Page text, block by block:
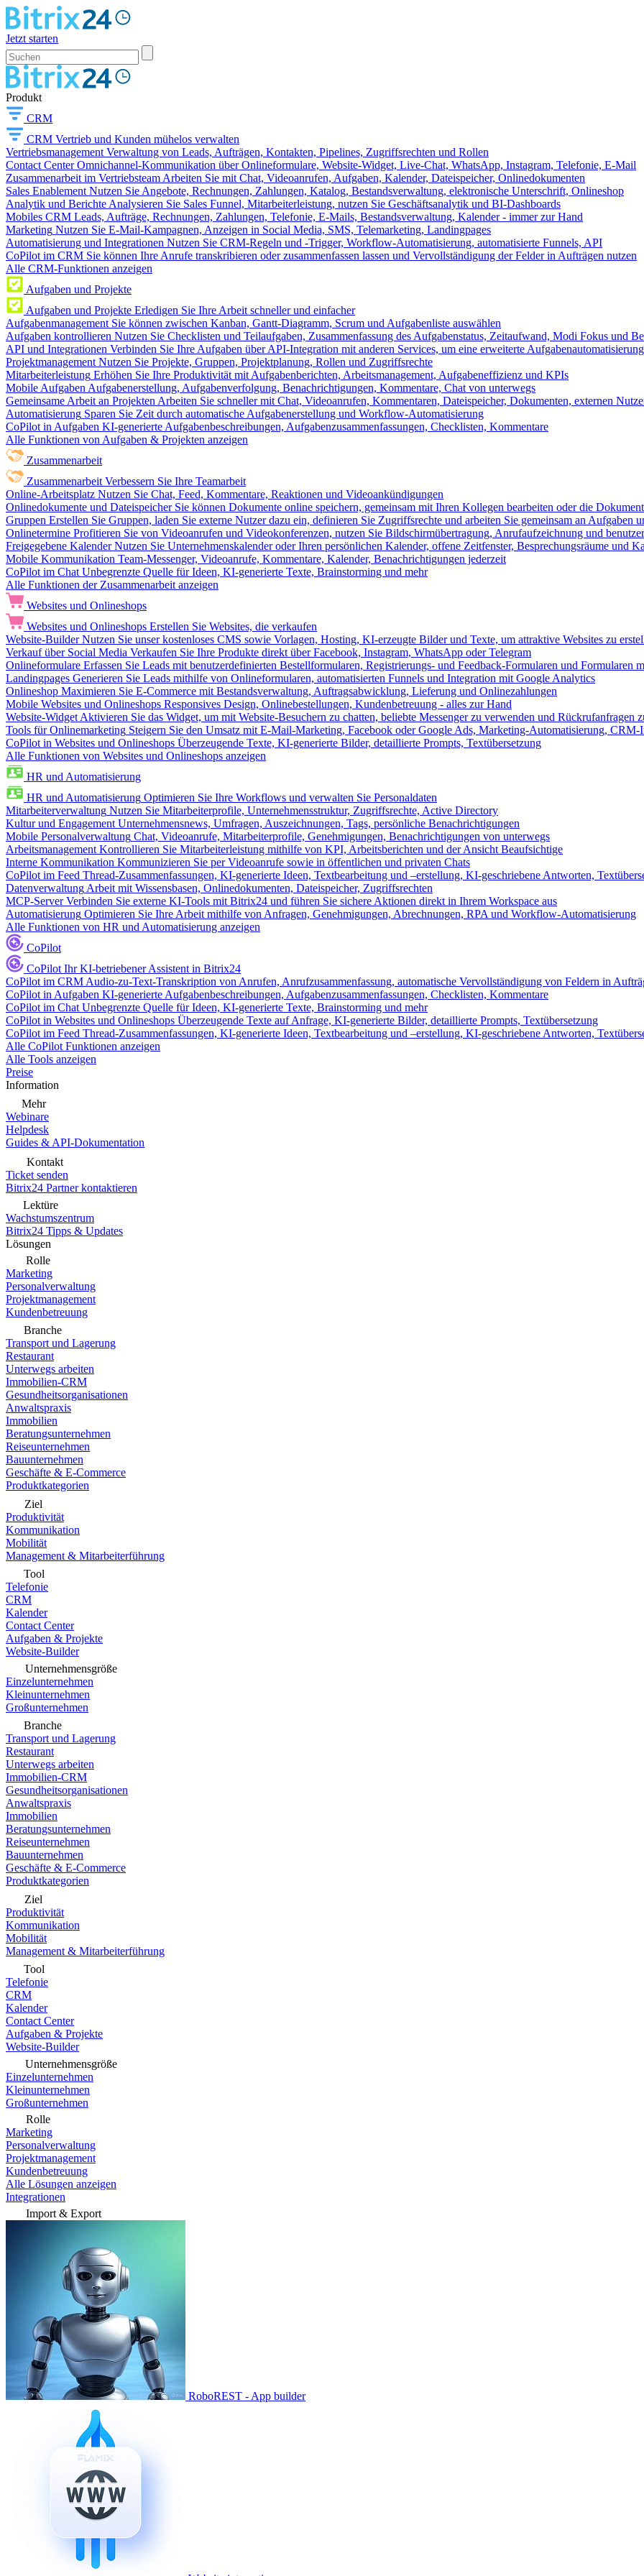
Jetzt starten
Produkt
CRM
CRM Vertrieb und Kunden mühelos verwalten
Vertriebsmanagement Verwaltung von Leads, Aufträgen, Kontakten, Pipelines, Zugriffsrechten und Rollen
Contact Center Omnichannel-Kommunikation über Onlineformulare, Website-Widget, Live-Chat, WhatsApp, Instagram, Telefonie, E-Mail
Zusammenarbeit im Vertriebsteam Arbeiten Sie mit Chat, Videoanrufen, Aufgaben, Kalender, Dateispeicher, Onlinedokumenten
Sales Enablement Nutzen Sie Angebote, Rechnungen, Zahlungen, Katalog, Bestandsverwaltung, elektronische Unterschrift, Onlineshop
Analytik und Berichte Analysieren Sie Sales Funnel, Mitarbeiterleistung, nutzen Sie Geschäftsanalytik und BI-Dashboards
Mobiles CRM Leads, Aufträge, Rechnungen, Zahlungen, Telefonie, E-Mails, Bestandsverwaltung, Kalender - immer zur Hand
Marketing Nutzen Sie E-Mail-Kampagnen, Anzeigen in Social Media, SMS, Telemarketing, Landingpages
Automatisierung und Integrationen Nutzen Sie CRM-Regeln und -Trigger, Workflow-Automatisierung, automatisierte Funnels, API
CoPilot im CRM Sie können Ihre Anrufe transkribieren oder zusammenfassen lassen und Vervollständigung der Felder in Aufträgen nutzen
Alle CRM-Funktionen anzeigen
Aufgaben und Projekte
Aufgaben und Projekte Erledigen Sie Ihre Arbeit schneller und einfacher
Aufgabenmanagement Sie können zwischen Kanban, Gantt-Diagramm, Scrum und Aufgabenliste auswählen
Aufgaben kontrollieren Nutzen Sie Checklisten und Teilaufgaben, Zusammenfassung des Aufgabenstatus, Zeitaufwand, Modi Fokus und
API und Integrationen Verbinden Sie Ihre Aufgaben über API-Integration mit anderen Services, um eine erweiterte
Projektmanagement Nutzen Sie Projekte, Gruppen, Projektplanung, Rollen und Zugriffsrechte
Mitarbeiterleistung Erhöhen Sie Ihre Produktivität mit Aufgabenberichten, Arbeitsmanagement, Aufgabeneffizienz und KPIs
Mobile Aufgaben Aufgabenerstellung, Aufgabenverfolgung, Benachrichtigungen, Kommentare, Chat von unterwegs
Gemeinsame Arbeit an Projekten Arbeiten Sie schneller mit Chat, Videoanrufen, Kommentaren, Dateispeicher, Dokumenten, externen
Automatisierung Sparen Sie Zeit durch automatische Aufgabenerstellung und Workflow-Automatisierung
CoPilot in Aufgaben KI-generierte Aufgabenbeschreibungen, Aufgabenzusammenfassungen, Checklisten, Kommentare
Alle Funktionen von Aufgaben & Projekten anzeigen
Zusammenarbeit
Zusammenarbeit Verbessern Sie Ihre Teamarbeit
Online-Arbeitsplatz Nutzen Sie Chat, Feed, Kommentare, Reaktionen und Videoankündigungen
Onlinedokumente und Dateispeicher Sie können Dokumente online speichern, gemeinsam mit Ihren Kollegen bearbeiten oder die
Gruppen Erstellen Sie Gruppen, laden Sie externe Nutzer dazu ein, definieren Sie Zugriffsrechte und arbeiten Sie gemeinsam an Aufgaben
Onlinetermine Profitieren Sie von Videoanrufen und Videokonferenzen, nutzen Sie Bildschirmübertragung, Anrufaufzeichnung und
Freigegebene Kalender Nutzen Sie Unternehmenskalender oder Ihren persönlichen Kalender, offene Zeitfenster, Besprechungsräume und
Mobile Kommunikation Team-Messenger, Videoanrufe, Kommentare, Kalender, Benachrichtigungen jederzeit
CoPilot im Chat Unbegrenzte Quelle für Ideen, KI-generierte Texte, Brainstorming und mehr
Alle Funktionen der Zusammenarbeit anzeigen
Websites und Onlineshops
Websites und Onlineshops Erstellen Sie Websites, die verkaufen
Website-Builder Nutzen Sie unser kostenloses CMS sowie Vorlagen, Hosting, KI-erzeugte Bilder und Texte, um attraktive Websites zu
Verkauf über Social Media Verkaufen Sie Ihre Produkte direkt über Facebook, Instagram, WhatsApp oder Telegram
Onlineformulare Erfassen Sie Leads mit benutzerdefinierten Bestellformularen, Registrierungs- und Feedback-Formularen und Formularen
Landingpages Generieren Sie Leads mithilfe von Onlineformularen, automatisierten Funnels und Integration mit Google Analytics
Onlineshop Maximieren Sie E-Commerce mit Bestandsverwaltung, Auftragsabwicklung, Lieferung und Onlinezahlungen
Mobile Websites und Onlineshops Responsives Design, Onlinebestellungen, Kundenbetreuung - alles zur Hand
Website-Widget Aktivieren Sie das Widget, um mit Website-Besuchern zu chatten, beliebte Messenger zu verwenden und Rückrufanfragen
Tools für Onlinemarketing Steigern Sie den Umsatz mit E-Mail-Marketing, Facebook oder Google Ads, Marketing-Automatisierung, CRM-
CoPilot in Websites und Onlineshops Überzeugende Texte, KI-generierte Bilder, detaillierte Prompts, Textübersetzung
Alle Funktionen von Websites und Onlineshops anzeigen
HR und Automatisierung
HR und Automatisierung Optimieren Sie Ihre Workflows und verwalten Sie Personaldaten
Mitarbeiterverwaltung Nutzen Sie Mitarbeiterprofile, Unternehmensstruktur, Zugriffsrechte, Active Directory
Kultur und Engagement Unternehmensnews, Umfragen, Auszeichnungen, Tags, persönliche Benachrichtigungen
Mobile Personalverwaltung Chat, Videoanrufe, Mitarbeiterprofile, Genehmigungen, Benachrichtigungen von unterwegs
Arbeitsmanagement Kontrollieren Sie Mitarbeiterleistung mithilfe von KPI, Arbeitsberichten und der Ansicht Beaufsichtige
Interne Kommunikation Kommunizieren Sie per Videoanrufe sowie in öffentlichen und privaten Chats
CoPilot im Feed Thread-Zusammenfassungen, KI-generierte Ideen, Textbearbeitung und –erstellung, KI-geschriebene Antworten,
Datenverwaltung Arbeit mit Wissensbasen, Onlinedokumenten, Dateispeicher, Zugriffsrechten
MCP-Server Verbinden Sie externe KI-Tools mit Bitrix24 und führen Sie sichere Aktionen direkt in Ihrem Workspace aus
Automatisierung Optimieren Sie Ihre Arbeit mithilfe von Anfragen, Genehmigungen, Abrechnungen, RPA und Workflow-Automatisierung
Alle Funktionen von HR und Automatisierung anzeigen
CoPilot
CoPilot Ihr KI-betriebener Assistent in Bitrix24
CoPilot im CRM Audio-zu-Text-Transkription von Anrufen, Anrufzusammenfassung, automatische Vervollständigung von Feldern in
CoPilot in Aufgaben KI-generierte Aufgabenbeschreibungen, Aufgabenzusammenfassungen, Checklisten, Kommentare
CoPilot im Chat Unbegrenzte Quelle für Ideen, KI-generierte Texte, Brainstorming und mehr
CoPilot in Websites und Onlineshops Überzeugende Texte auf Anfrage, KI-generierte Bilder, detaillierte Prompts, Textübersetzung
CoPilot im Feed Thread-Zusammenfassungen, KI-generierte Ideen, Textbearbeitung und –erstellung, KI-geschriebene Antworten,
Alle CoPilot Funktionen anzeigen
Alle Tools anzeigen
Preise
Information
Mehr
Webinare
Helpdesk
Guides & API-Dokumentation
Kontakt
Ticket senden
Bitrix24 Partner kontaktieren
Lektüre
Wachstumszentrum
Bitrix24 Tipps & Updates
Lösungen
Rolle
Marketing
Personalverwaltung
Projektmanagement
Kundenbetreuung
Branche
Transport und Lagerung
Restaurant
Unterwegs arbeiten
Immobilien-CRM
Gesundheitsorganisationen
Anwaltspraxis
Immobilien
Beratungsunternehmen
Reiseunternehmen
Bauunternehmen
Geschäfte & E-Commerce
Produktkategorien
Ziel
Produktivität
Kommunikation
Mobilität
Management & Mitarbeiterführung
Tool
Telefonie
CRM
Kalender
Contact Center
Aufgaben & Projekte
Website-Builder
Unternehmensgröße
Einzelunternehmen
Kleinunternehmen
Großunternehmen
Branche
Transport und Lagerung
Restaurant
Unterwegs arbeiten
Immobilien-CRM
Gesundheitsorganisationen
Anwaltspraxis
Immobilien
Beratungsunternehmen
Reiseunternehmen
Bauunternehmen
Geschäfte & E-Commerce
Produktkategorien
Ziel
Produktivität
Kommunikation
Mobilität
Management & Mitarbeiterführung
Tool
Telefonie
CRM
Kalender
Contact Center
Aufgaben & Projekte
Website-Builder
Unternehmensgröße
Einzelunternehmen
Kleinunternehmen
Großunternehmen
Rolle
Marketing
Personalverwaltung
Projektmanagement
Kundenbetreuung
Alle Lösungen anzeigen
Integrationen
Import & Export
RoboREST - App builder